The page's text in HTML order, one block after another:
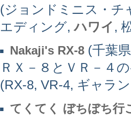
(ジョンドミニス・
エディング,ハワイ ,
Nakaji's RX-8 (千葉
ＲＸ－８とＶＲ－４
(RX-8, VR-4, ギャラ
てくてく ぼちぼち行